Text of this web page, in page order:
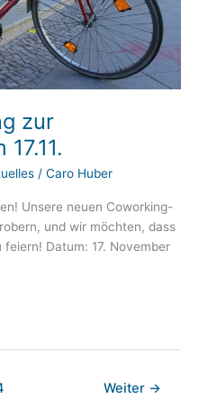
zur
/ Caro Huber
Unsere neuen Coworking-
und wir möchten, dass
Datum: 17. November
Weiter →